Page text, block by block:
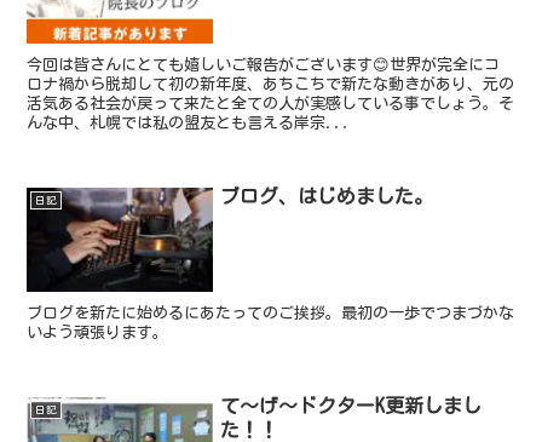
今回は皆さんにとても嬉しいご報告がございます😊世界が完全にコ
ロナ禍から脱却して初の新年度、あちこちで新たな動きがあり、元の
活気ある社会が戻って来たと全ての人が実感している事でしょう。そ
んな中、札幌では私の盟友とも言える岸宗...
日記 ブログ、はじめました。
ブログを新たに始めるにあたってのご挨拶。最初の一歩でつまづかな
いよう頑張ります。
日記
て～げ～ドクターK更新しまし
た！！